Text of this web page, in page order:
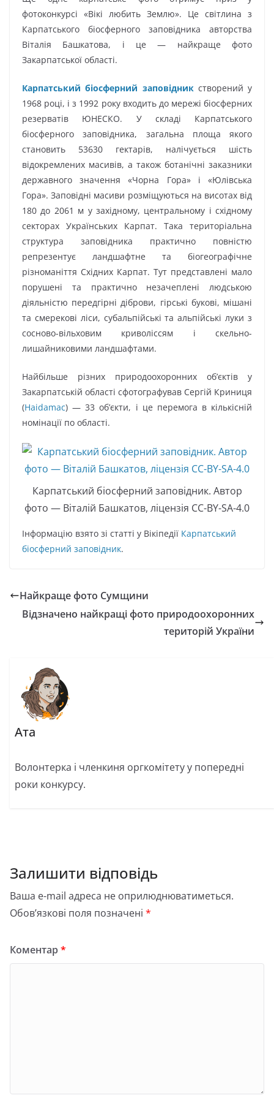
фотоконкурсі «Вікі любить Землю». Це світлина з
Карпатського біосферного заповідника авторства
Віталія Башкатова, і це — найкраще фото
Закарпатської області.
Карпатський біосферний заповідникстворений у
1968 році, і з 1992 року входить до мережі біосферних
резерватів ЮНЕСКО. У складі Карпатського
біосферного заповідника, загальна площа якого
становить 53630 гектарів, налічується шість
відокремлених масивів, а також ботанічні заказники
державного значення «Чорна Гора» і «Юлівська
Гора». Заповідні масиви розміщуються на висотах від
180 до 2061 м у західному, центральному і східному
секторах Українських Карпат. Така територіальна
структура заповідника практично повністю
репрезентує ландшафтне та біогеографічне
різноманіття Східних Карпат. Тут представлені мало
порушені та практично незачеплені людською
діяльністю передгірні діброви, гірські букові, мішані
та смерекові ліси, субальпійські та альпійські луки з
сосново-вільховим криволіссям і скельно-
лишайниковими ландшафтами.
Найбільше різних природоохоронних об’єктів у
Закарпатській області сфотографував Сергій Криниця
(Haidamac) — 33 об’єкти, і це перемога в кількісній
номінації по області.
Карпатський біосферний заповідник. Автор
фото — Віталій Башкатов, ліцензія CC-BY-SA-4.0
Інформацію взято зі статті у Вікіпедії Карпатський
біосферний заповідник.
Найкраще фото Сумщини
Відзначено найкращі фото природоохоронних
територій України
Ата
Волонтерка і членкиня оргкомітету у попередні
роки конкурсу.
Залишити відповідь
Ваша e-mail адреса не оприлюднюватиметься.
Обов’язкові поля позначені *
Коментар*